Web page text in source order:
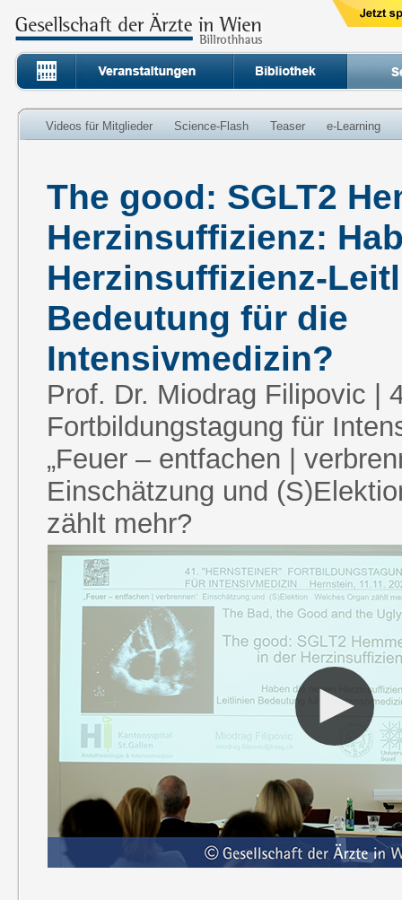
Videos für Mitglieder Science-Flash Teaser e-Learning
The good: SGLT2
Herzinsuffizienz:
Herzinsuffizienz-
Bedeutung für die
Intensivmedizin?
Prof. Dr. Miodrag Filipovic |
Fortbildungstagung für
„Feuer – entfachen |
Einschätzung und
zählt mehr?